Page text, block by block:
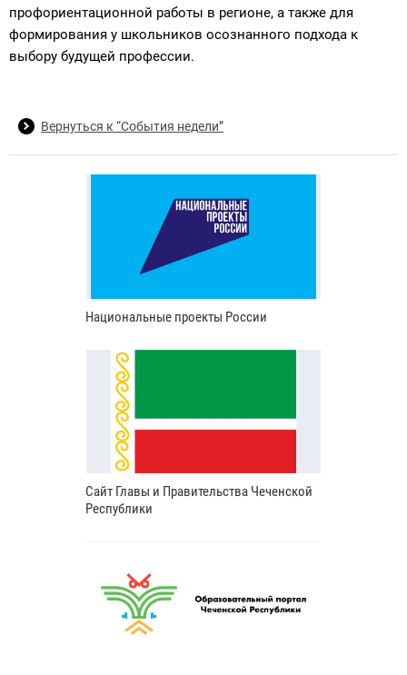
профориентационной работы в регионе, а также для
формирования у школьников осознанного подхода к
выбору будущей профессии.
Вернуться к “События недели”
Национальные проекты России
Сайт Главы и Правительства Чеченской
Республики